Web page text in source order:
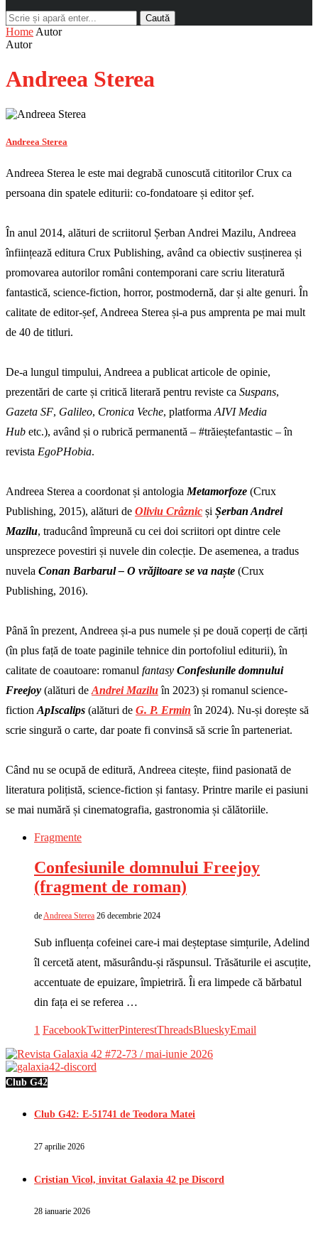
Caută
Home Autor
Autor
Andreea Sterea
Andreea Sterea
Andreea Sterea le este mai degrabă cunoscută cititorilor Crux ca
persoana din spatele editurii: co-fondatoare și editor șef.
În anul 2014, alături de scriitorul Șerban Andrei Mazilu, Andreea
înființează editura Crux Publishing, având ca obiectiv susținerea și
promovarea autorilor români contemporani care scriu literatură
fantastică, science-fiction, horror, postmodernă, dar și alte genuri. În
calitate de editor-șef, Andreea Sterea și-a pus amprenta pe mai mult
de 40 de titluri.
De-a lungul timpului, Andreea a publicat articole de opinie,
prezentări de carte și critică literară pentru reviste ca Suspans,
Gazeta SF, Galileo, Cronica Veche, platforma AIVI Media
Hub etc.), având și o rubrică permanentă – #trăieștefantastic – în
revista EgoPHobia.
Andreea Sterea a coordonat și antologia Metamorfoze (Crux
Publishing, 2015), alături de Oliviu Crâznic și Șerban Andrei
Mazilu, traducând împreună cu cei doi scriitori opt dintre cele
unsprezece povestiri și nuvele din colecție. De asemenea, a tradus
nuvela Conan Barbarul – O vrăjitoare se va naște (Crux
Publishing, 2016).
Până în prezent, Andreea și-a pus numele și pe două coperți de cărți
(în plus față de toate paginile tehnice din portofoliul editurii), în
calitate de coautoare: romanul fantasy Confesiunile domnului
Freejoy (alături de Andrei Maziluîn 2023) și romanul science-
fiction ApIscalips (alături de G. P. Ermin în 2024). Nu-și dorește să
scrie singură o carte, dar poate fi convinsă să scrie în parteneriat.
Când nu se ocupă de editură, Andreea citește, fiind pasionată de
literatura polițistă, science-fiction și fantasy. Printre marile ei pasiuni
se mai numără și cinematografia, gastronomia și călătoriile.
Fragmente
Confesiunile domnului Freejoy
(fragment de roman)
deAndreea Sterea 26 decembrie 2024
Sub influența cofeinei care-i mai deșteptase simțurile, Adelind
îl cercetă atent, măsurându-și răspunsul. Trăsăturile ei ascuțite,
accentuate de epuizare, împietriră. Îi era limpede că bărbatul
din fața ei se referea …
1 FacebookTwitterPinterestThreadsBlueskyEmail
Club G42
Club G42: E-51741 de Teodora Matei
27 aprilie 2026
Cristian Vicol, invitat Galaxia 42 pe Discord
28 ianuarie 2026